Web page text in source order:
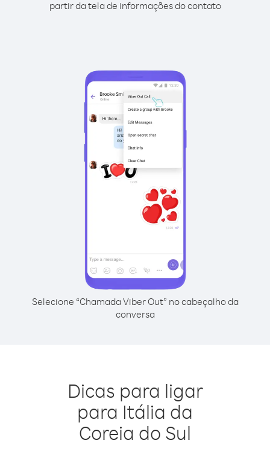
partir da tela de informações do contato
Selecione “Chamada Viber Out” no cabeçalho da
conversa
Dicas para ligar
para Itália da
Coreia do Sul